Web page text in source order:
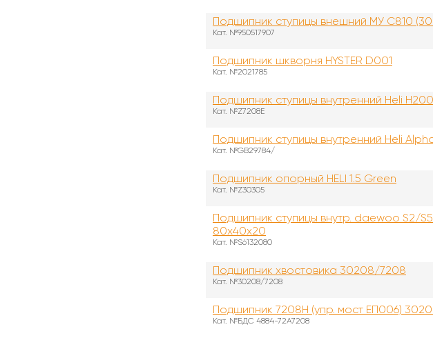
Подшипник ступицы внешний МУ С810
Кат. №950517907
Подшипник шкворня HYSTER D001
Кат. №2021785
Подшипник ступицы внутренний Heli
Кат. №Z7208E
Подшипник ступицы внутренний Heli
Кат. №GB29784/
Подшипник опорный HELI 1.5 Green
Кат. №Z30305
Подшипник ступицы внутр. daewoo S2/
80х40х20
Кат. №S6132080
Подшипник хвостовика 30208/7208
Кат. №30208/7208
Подшипник 7208Н (упр. мост ЕП006)
Кат. №БДС 4884-72A7208